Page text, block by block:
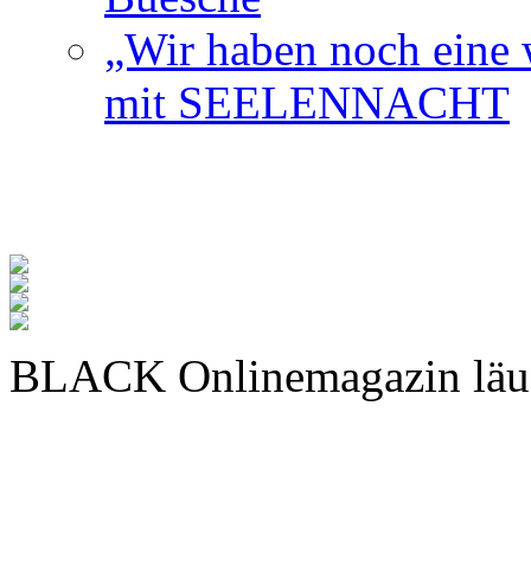
„Wir haben noch
mit SEELENNACHT
BLACK Onlinemagazin